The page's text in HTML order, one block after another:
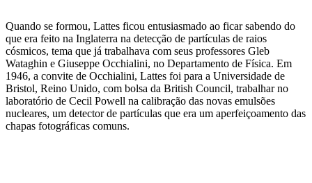
Quando se formou, Lattes ficou entusiasmado ao ficar sabendo do
que era feito na Inglaterra na detecção de partículas de raios
cósmicos, tema que já trabalhava com seus professores Gleb
Wataghin e Giuseppe Occhialini, no Departamento de Física. Em
1946, a convite de Occhialini, Lattes foi para a Universidade de
Bristol, Reino Unido, com bolsa da British Council, trabalhar no
laboratório de Cecil Powell na calibração das novas emulsões
nucleares, um detector de partículas que era um aperfeiçoamento das
chapas fotográficas comuns.